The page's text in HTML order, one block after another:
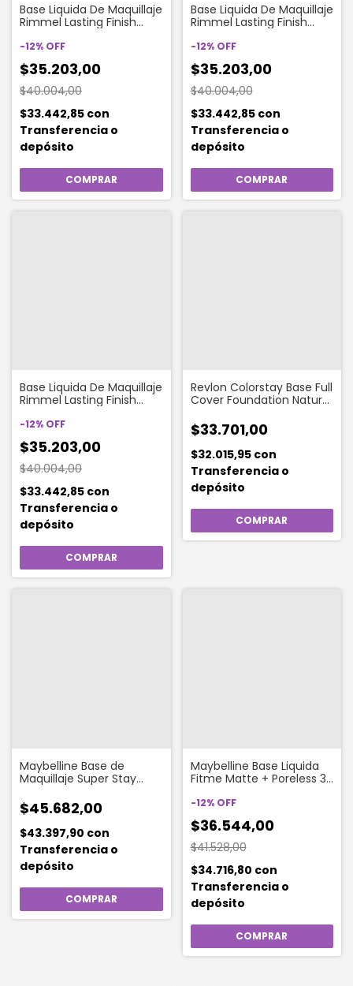
Base Liquida De Maquillaje
Rimmel Lasting Finish
Color 410 Latte Hboost
-12% OFF
$35.203,00
$40.004,00
$33.442,85 con
Transferencia o
depósito
Base Liquida De Maquillaje
Rimmel Lasting Finish
Color 407 Warm Tan
Hboost
-12% OFF
$35.203,00
$40.004,00
$33.442,85 con
Transferencia o
depósito
Base Liquida De Maquillaje
Rimmel Lasting Finish
Color 150 Rose Vanilla
Hboost
-12% OFF
$35.203,00
$40.004,00
$33.442,85 con
Transferencia o
depósito
Revlon Colorstay Base Full
Cover Foundation Natural
$33.701,00
$32.015,95 con
Transferencia o
depósito
Maybelline Base de
Maquillaje Super Stay
125 Nude Beige
$45.682,00
$43.397,90 con
Transferencia o
depósito
Maybelline Base Liquida
Fitme Matte + Poreless 30
-12% OFF
$36.544,00
$41.528,00
$34.716,80 con
Transferencia o
depósito